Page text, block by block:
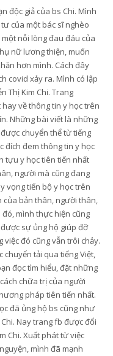
độc giả của bs Chi. Mình
của một bác sĩ nghèo
nỗi lòng đau đáu của
nữ lương thiện, muốn
hơn mình. Cách đây
covid xảy ra. Mình có lập
Thị Kim Chi. Trang
về thông tin y học trên
Những bài viết là những
chuyển thể từ tiếng
đích đem thông tin y học
tựu y học tiên tiến nhất
người mà cũng đang
vọng tiến bộ y học trên
của bản thân, người thân,
đó, mình thực hiện cũng
sự ủng hộ giúp đỡ
việc đó cũng vẫn trôi chảy.
chuyển tải qua tiếng Việt,
đọc tìm hiểu, đặt những
chữa trị của người
pháp tiên tiến nhất.
đã ủng hộ bs cũng như
Nay trang fb được đổi
Chi. Xuất phát từ việc
mình đã mạnh